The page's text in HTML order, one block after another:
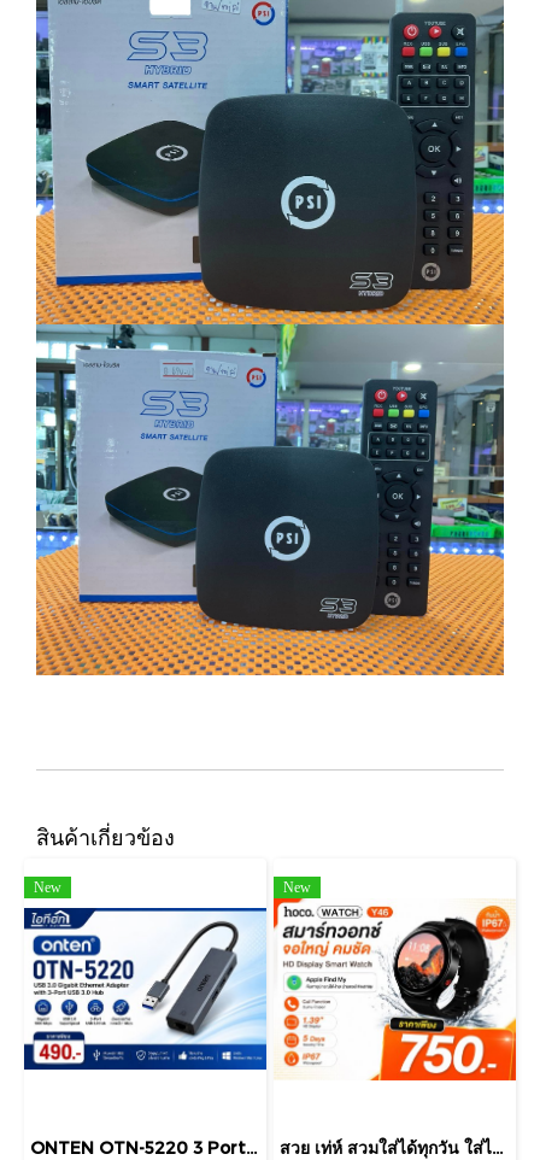
สินค้าเกี่ยวข้อง
New
ONTEN OTN-5220 3 Port USB HUB v3.0 + LAN ONTEN 4 in 1 USB 3 Port + Lan Support Windows / Linux / Mac OS
New
สวย เท่ห์ สวมใส่ได้ทุกวัน ใส่ได้ทุกเพศทุกวัย สนใจสั่งได้จ้า